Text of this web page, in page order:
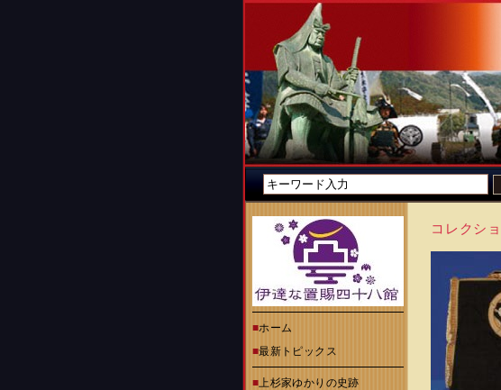
■ホーム
■最新トピックス
■上杉家ゆかりの史跡
コレクシ